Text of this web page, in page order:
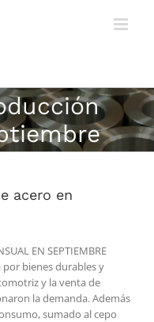
acero en
EN SEPTIEMBRE
bienes durables y
y la venta de
la demanda. Además
sumado al cepo